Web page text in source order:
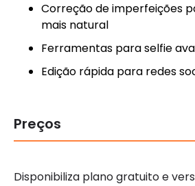
Correção de imperfeições
mais natural
Ferramentas para selfie
Edição rápida para redes
Preços
Disponibiliza plano gratuito e